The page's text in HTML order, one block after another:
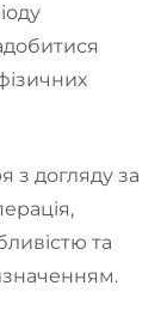
з догляду за
та